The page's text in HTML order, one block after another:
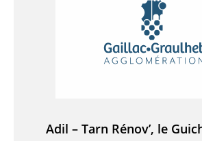
Adil – Tarn Rénov’, le